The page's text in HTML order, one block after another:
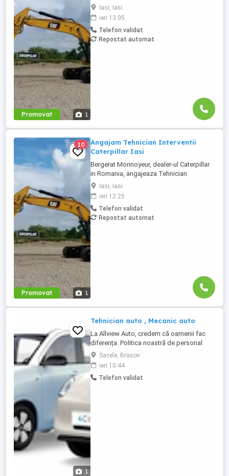
Promovat 1
Eneria (motoare si generatoare) -
Reprezentant Vanzari Service pentru zona
Moldova. Studii superioare finalizate în
domeniul electro-mecanic; Experiență în
vânzări tehnice de minim 3 ani, ...
Iasi, Iasi
ieri 13:05
Telefon validat
Repostat automat
Promovat 1
10
Angajam Tehnician Interventii
Caterpillar Iasi
Bergerat Monnoyeur, dealer-ul Caterpillar
in Romania, angajeaza Tehnician
Electromecanic pentru interventii pe teren.
Pozitiile sunt cadrul diviziei de utilaje
Caterpillar sau in cadrul diviziei de
motoare si generatoare. Zona pentru care
recrutam poate fi in orasele ...
Iasi, Iasi
ieri 12:25
Telefon validat
Repostat automat
1
Tehnician auto , Mecanic auto
La Allview Auto, credem că oamenii fac
diferența. Politica noastră de personal
este construită pe relații autentice,
stabilitate și încredere reciprocă. Oferim
un mediu de lucru prietenos, colegial și
lipsit de stresul inutil din service-urile
Sacele, Brasov
ieri 10:44
Telefon validat